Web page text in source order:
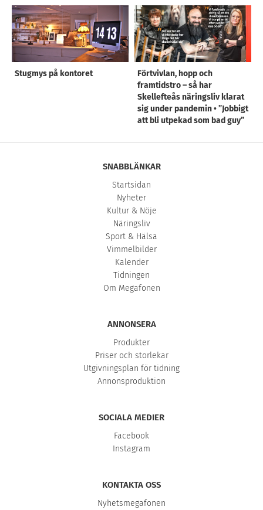
Stugmys på kontoret
Förtvivlan, hopp och
framtidstro – så har
Skellefteås näringsliv klarat
sig under pandemin • ”Jobbigt
att bli utpekad som bad guy”
SNABBLÄNKAR
Startsidan
Nyheter
Kultur & Nöje
Näringsliv
Sport & Hälsa
Vimmelbilder
Kalender
Tidningen
Om Megafonen
ANNONSERA
Produkter
Priser och storlekar
Utgivningsplan för tidning
Annonsproduktion
SOCIALA MEDIER
Facebook
Instagram
KONTAKTA OSS
Nyhetsmegafonen